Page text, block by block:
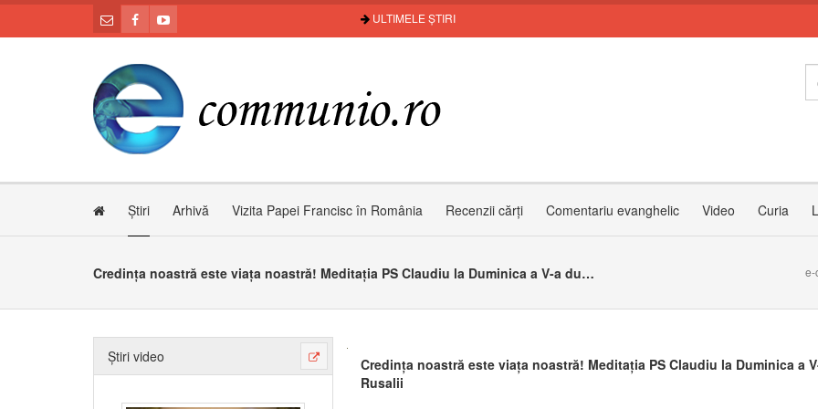
ULTIMELE ȘTIRI
Știri Arhivă Vizita Papei Francisc în România Recenzii cărți Comentariu evanghelic Video Curia
Credința noastră este viața noastră! Meditația PS Claudiu la Duminica a V-a după Rusalii e-
Știri video
Credința noastră este viața noastră! Meditația PS Claudiu la Duminica a
Rusalii